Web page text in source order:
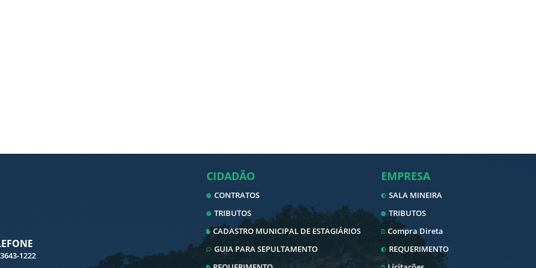
1222
CIDADÃO
CONTRATOS
TRIBUTOS
CADASTRO MUNICIPAL DE ESTAGIÁRIOS
GUIA PARA SEPULTAMENTO
EMPRESA
SALA MINEIRA
TRIBUTOS
Compra Direta
REQUERIMENTO